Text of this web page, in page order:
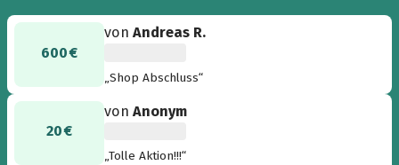
600 €
vonAndreas R.
„Shop Abschluss“
20 €
vonAnonym
„Tolle Aktion!!!“